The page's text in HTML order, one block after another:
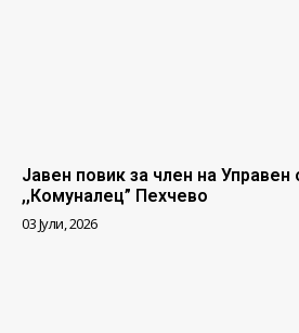
Јавен повик за член на
,,Комуналец” Пехчево
03 Јули, 2026